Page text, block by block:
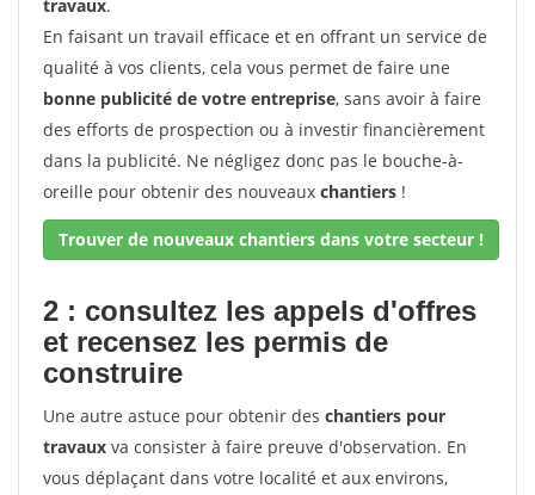
travaux.
En faisant un travail efficace et en offrant un service de
qualité à vos clients, cela vous permet de faire une
bonne publicité de votre entreprise, sans avoir à faire
des efforts de prospection ou à investir financièrement
dans la publicité. Ne négligez donc pas le bouche-à-
oreille pour obtenir des nouveaux chantiers !
Trouver de nouveaux chantiers dans votre secteur !
2 : consultez les appels d'offres
et recensez les permis de
construire
Une autre astuce pour obtenir des chantiers pour
travaux va consister à faire preuve d'observation. En
vous déplaçant dans votre localité et aux environs,